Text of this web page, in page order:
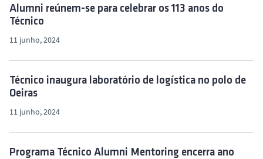
Alumni reúnem-se para celebrar os 113 anos do
Técnico
11 junho, 2024
Técnico inaugura laboratório de logística no polo de
Oeiras
11 junho, 2024
Programa Técnico Alumni Mentoring encerra ano